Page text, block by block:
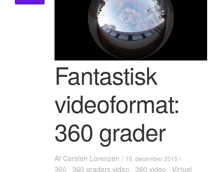
Fantastisk
videoformat:
360 grader
Af Carsten Lorenzen / 10. december 2015 /
360 · 360 graders video · 360 video · Virtuel